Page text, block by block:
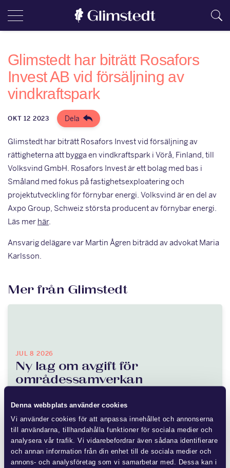
Denna webbplats använder cookies
Vi använder cookies för att anpassa innehållet och annonserna
till användarna, tillhandahålla funktioner för sociala medier och
analysera vår trafik. Vi vidarebefordrar även sådana identifierare
och annan information från din enhet till de sociala medier och
annons- och analysföretag som vi samarbetar med. Dessa kan i
Glimstedt har biträtt Rosafors
Invest AB vid försäljning av
vindkraftspark
OKT 12 2023 Dela
Glimstedt har biträtt Rosafors Invest vid försäljning av
rättigheterna att bygga en vindkraftspark i Vörå, Finland, till
Volksvind GmbH. Rosafors Invest är ett bolag med bas i
Småland med fokus på fastighetsexploatering och
projektutveckling för förnybar energi. Volksvind är en del av
Axpo Group, Schweiz största producent av förnybar energi.
Läs mer här.
Ansvarig delägare var Martin Ågren biträdd av advokat Maria
Karlsson.
Mer från Glimstedt
JUL 8 2026
Ny lag om avgift för
områdessamverkan
Flera fastighetsägare vidtar åtgärder för att förbättra
området kring fastigheten, vilket medför kostnader. Andra
fastighetsägare har kunnat dra nytta…